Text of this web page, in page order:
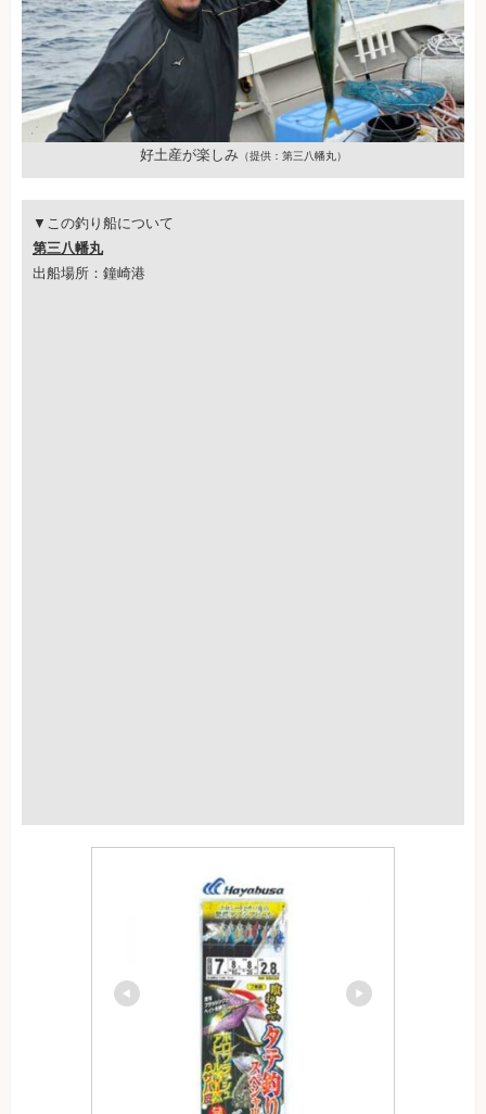
好土産が楽しみ（提供：第三八幡丸）
▼この釣り船について
第三八幡丸
出船場所：鐘崎港